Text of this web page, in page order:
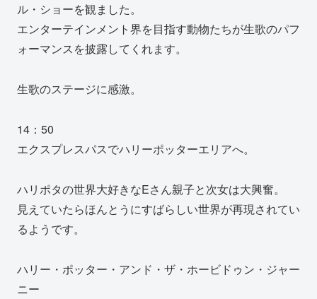
ル・ショーを観ました。
エンターテインメント界を目指す動物たちが生歌のパフ
ォーマンスを披露してくれます。
生歌のステージに感激。
14：50
エクスプレスパスでハリーポッターエリアへ。
ハリポタの世界大好きなEさん親子と次女は大興奮。
見えていたらほんとうにすばらしい世界が再現されてい
るようです。
ハリー・ポッター・アンド・ザ・ホービドゥン・ジャー
ニー